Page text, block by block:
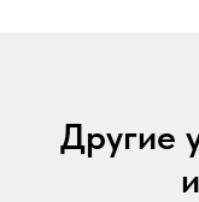
Другие